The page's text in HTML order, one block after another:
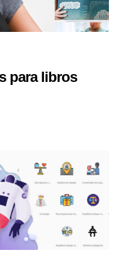
para libros